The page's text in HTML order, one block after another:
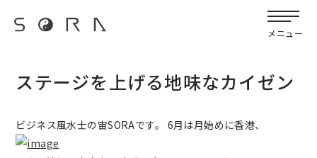
メニュー
宙SORAのブログ
ステージを上げる地味なカイゼン
ビジネス風水士の宙SORAです。 6月は月始めに香港、